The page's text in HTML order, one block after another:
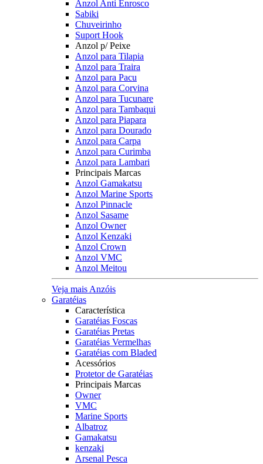
Anzol Anti Enrosco
Sabiki
Chuveirinho
Suport Hook
Anzol p/ Peixe
Anzol para Tilapia
Anzol para Traira
Anzol para Pacu
Anzol para Corvina
Anzol para Tucunare
Anzol para Tambaqui
Anzol para Piapara
Anzol para Dourado
Anzol para Carpa
Anzol para Curimba
Anzol para Lambari
Principais Marcas
Anzol Gamakatsu
Anzol Marine Sports
Anzol Pinnacle
Anzol Sasame
Anzol Owner
Anzol Kenzaki
Anzol Crown
Anzol VMC
Anzol Meitou
Veja mais Anzóis
Garatéias
Característica
Garatéias Foscas
Garatéias Pretas
Garatéias Vermelhas
Garatéias com Bladed
Acessórios
Protetor de Garatéias
Principais Marcas
Owner
VMC
Marine Sports
Albatroz
Gamakatsu
kenzaki
Arsenal Pesca